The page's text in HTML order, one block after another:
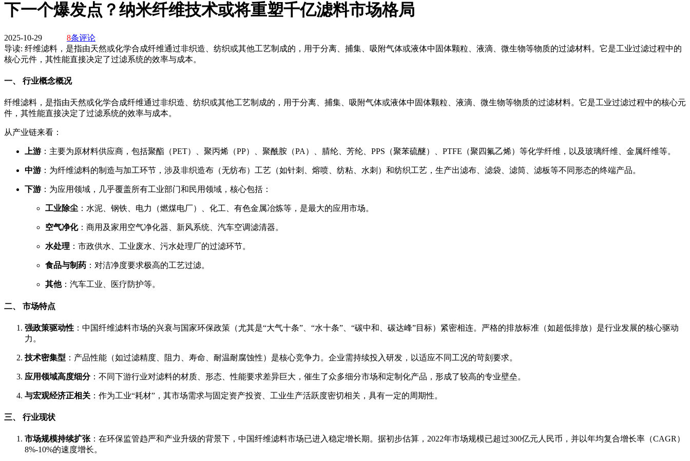
下一个爆发点？纳米纤维技术或将重塑千亿滤料市场格局
2025-10-29 8条评论
导读: 纤维滤料，是指由天然或化学合成纤维通过非织造、纺织或其他工艺制成的，用于分离、捕集、吸附气体或液体中固体颗粒、液滴、微生物等物质的过滤材料。它是工业过滤过程中的
核心元件，其性能直接决定了过滤系统的效率与成本。
一、 行业概念概况
纤维滤料，是指由天然或化学合成纤维通过非织造、纺织或其他工艺制成的，用于分离、捕集、吸附气体或液体中固体颗粒、液滴、微生物等物质的过滤材料。它是工业过滤过程中的核心元
件，其性能直接决定了过滤系统的效率与成本。
从产业链来看：
上游 ：主要为原材料供应商，包括聚酯（PET）、聚丙烯（PP）、聚酰胺（PA）、腈纶、芳纶、PPS（聚苯硫醚）、PTFE（聚四氟乙烯）等化学纤维，以及玻璃纤维、金属纤维等。
中游 ：为纤维滤料的制造与加工环节，涉及非织造布（无纺布）工艺（如针刺、熔喷、纺粘、水刺）和纺织工艺，生产出滤布、滤袋、滤筒、滤板等不同形态的终端产品。
下游 ：为应用领域，几乎覆盖所有工业部门和民用领域，核心包括：
工业除尘 ：水泥、钢铁、电力（燃煤电厂）、化工、有色金属冶炼等，是最大的应用市场。
空气净化：商用及家用空气净化器、新风系统、汽车空调滤清器。
水处理 ：市政供水、工业废水、污水处理厂的过滤环节。
食品与制药 ：对洁净度要求极高的工艺过滤。
其他：汽车工业、医疗防护等。
二、 市场特点
强政策驱动性 ：中国纤维滤料市场的兴衰与国家环保政策（尤其是“大气十条”、“水十条”、“碳中和、碳达峰”目标）紧密相连。严格的排放标准（如超低排放）是行业发展的核心驱动
力。
技术密集型 ：产品性能（如过滤精度、阻力、寿命、耐温耐腐蚀性）是核心竞争力。企业需持续投入研发，以适应不同工况的苛刻要求。
应用领域高度细分：不同下游行业对滤料的材质、形态、性能要求差异巨大，催生了众多细分市场和定制化产品，形成了较高的专业壁垒。
与宏观经济正相关 ：作为工业“耗材”，其市场需求与固定资产投资、工业生产活跃度密切相关，具有一定的周期性。
三、 行业现状
市场规模持续扩张：在环保监管趋严和产业升级的背景下，中国纤维滤料市场已进入稳定增长期。据初步估算，2022年市场规模已超过300亿元人民币，并以年均复合增长率（CAGR）
8%-10%的速度增长。